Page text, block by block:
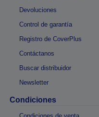
Devoluciones
Control de garantía
Registro de CoverPlus
Contáctanos
Buscar distribuidor
Newsletter
Condiciones